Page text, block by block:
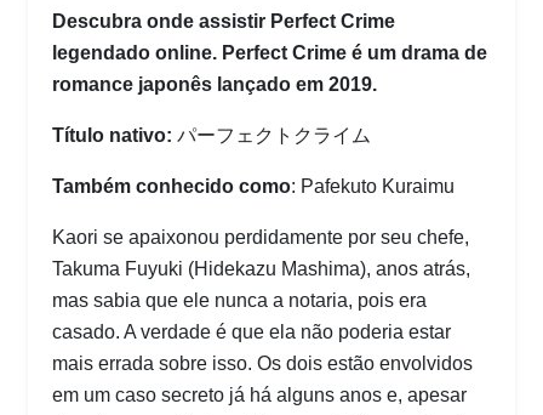
Descubra onde assistir Perfect Crime
legendado online. Perfect Crime é um drama de
romance japonês lançado em 2019.
Título nativo: パーフェクトクライム
Também conhecido como: Pafekuto Kuraimu
Kaori se apaixonou perdidamente por seu chefe,
Takuma Fuyuki (Hidekazu Mashima), anos atrás,
mas sabia que ele nunca a notaria, pois era
casado. A verdade é que ela não poderia estar
mais errada sobre isso. Os dois estão envolvidos
em um caso secreto já há alguns anos e, apesar